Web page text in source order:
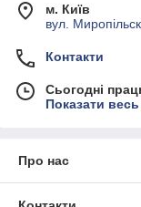
м. Київ
вул.
Контакти
Сьогодні
Показати
Про нас